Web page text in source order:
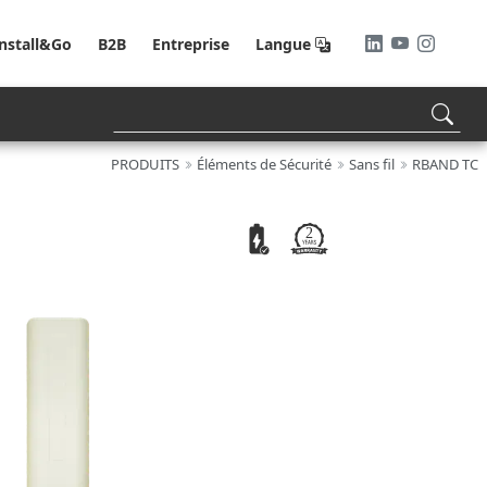
B2B Entreprise Langue
PRODUITS Éléments de Sécurité Sans fil RBAND TC